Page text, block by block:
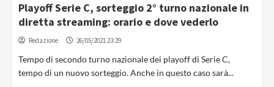
Playoff Serie C, sorteggio 2° turno nazionale in
diretta streaming: orario e dove vederlo
Redazione 26/05/2021 23:29
Tempo di secondo turno nazionale dei playoff di Serie C,
tempo di un nuovo sorteggio. Anche in questo caso sarà...